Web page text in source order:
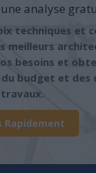
analyse
techniques et
meilleurs
besoins et
budget et des
Rapidement